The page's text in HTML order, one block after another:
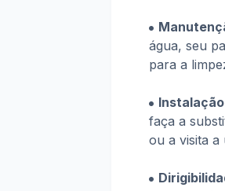
água, seu
para a
faça a
ou a visita a